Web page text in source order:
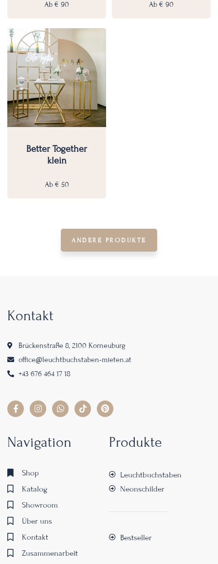
Ab € 90 Ab € 90
Better Together
klein
Ab € 50
ANDERE PRODUKTE
Produkte
Leuchtbuchstaben
Neonschilder
Bestseller
Navigation
Shop
Katalog
Showroom
Über uns
Kontakt
Zusammenarbeit
Kontakt
Brückenstraße 8, 2100 Korneuburg
office@leuchtbuchstaben-mieten.at
+43 676 464 17 18